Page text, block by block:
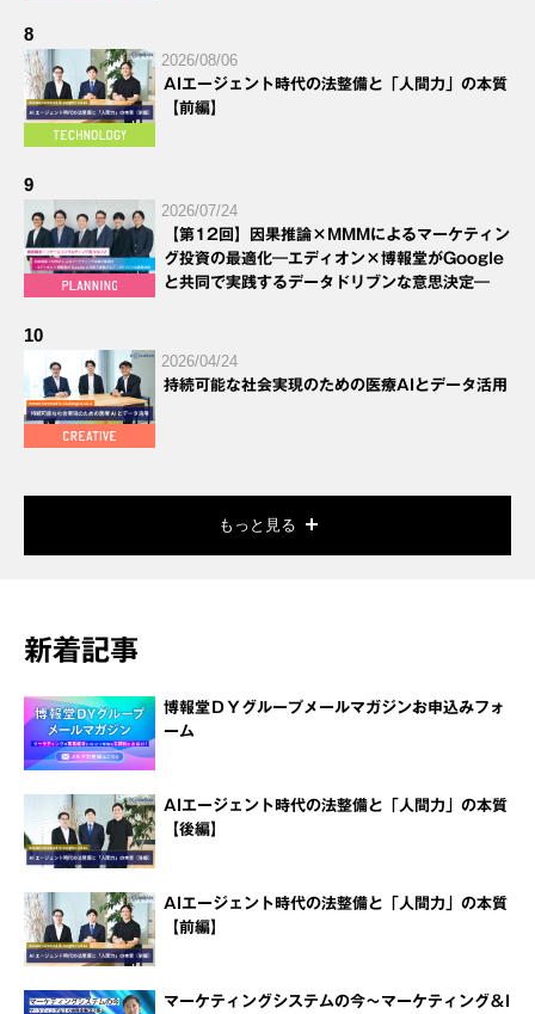
8
2026/08/06
AIエージェント時代の法整備と「人間力」の本質
【前編】
9
2026/07/24
【第12回】因果推論×MMMによるマーケティン
グ投資の最適化―エディオン×博報堂がGoogle
と共同で実践するデータドリブンな意思決定―
10
2026/04/24
持続可能な社会実現のための医療AIとデータ活用
もっと見る
新着記事
博報堂ＤＹグループメールマガジンお申込みフォ
ーム
AIエージェント時代の法整備と「人間力」の本質
【後編】
AIエージェント時代の法整備と「人間力」の本質
【前編】
マーケティングシステムの今～マーケティング＆I